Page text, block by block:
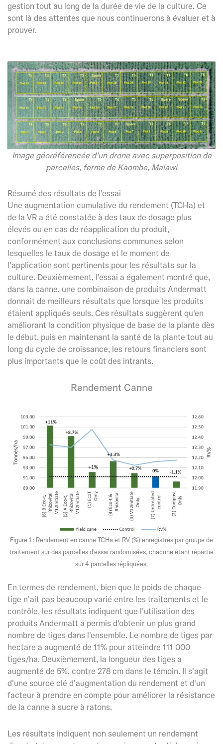
gestion tout au long de la durée de vie de la culture. Ce
sont là des attentes que nous continuerons à évaluer et à
prouver.
Image géoréférencée d'un drone avec superposition de
parcelles, ferme de Kaombe, Malawi
Résumé des résultats de l'essai
Une augmentation cumulative du rendement (TCHa) et
de la VR a été constatée à des taux de dosage plus
élevés ou en cas de réapplication du produit,
conformément aux conclusions communes selon
lesquelles le taux de dosage et le moment de
l'application sont pertinents pour les résultats sur la
culture. Deuxièmement, l'essai a également montré que,
dans la canne, une combinaison de produits Andermatt
donnait de meilleurs résultats que lorsque les produits
étaient appliqués seuls. Ces résultats suggèrent qu'en
améliorant la condition physique de base de la plante dès
le début, puis en maintenant la santé de la plante tout au
long du cycle de croissance, les retours financiers sont
plus importants que le coût des intrants.
Rendement Canne
Figure 1 : Rendement en canne TCHa et RV (%) enregistrés par groupe de
traitement sur des parcelles d'essai randomisées, chacune étant répartie
sur 4 parcelles répliquées.
En termes de rendement, bien que le poids de chaque
tige n'ait pas beaucoup varié entre les traitements et le
contrôle, les résultats indiquent que l'utilisation des
produits Andermatt a permis d'obtenir un plus grand
nombre de tiges dans l'ensemble. Le nombre de tiges par
hectare a augmenté de 11% pour atteindre 111 000
tiges/ha. Deuxièmement, la longueur des tiges a
augmenté de 5%, contre 278 cm dans le témoin. Il s'agit
d'une source clé d'augmentation du rendement et d'un
facteur à prendre en compte pour améliorer la résistance
de la canne à sucre à ratons.
Les résultats indiquent non seulement un rendement